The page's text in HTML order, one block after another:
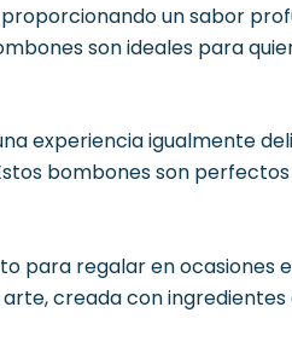
un sabor
son ideales para
experiencia igualmente
bombones son
para regalar en ocasiones
creada con